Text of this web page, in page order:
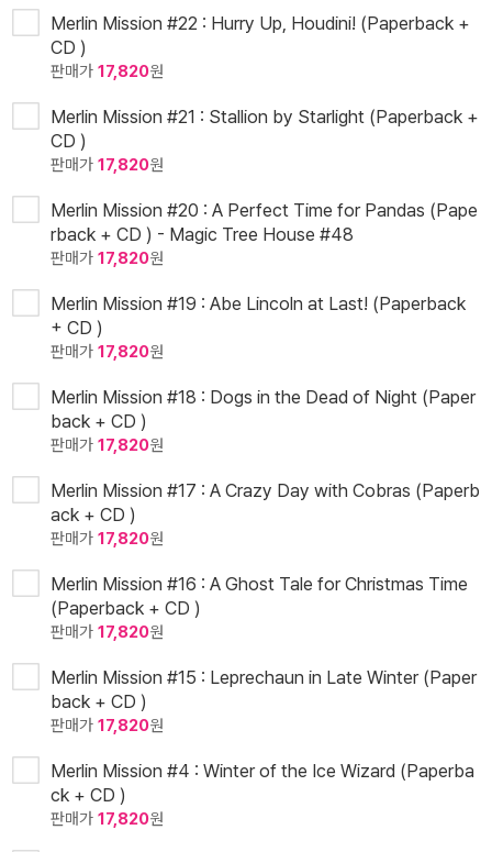
Merlin Mission #22 : Hurry Up, Houdini! (Paperback +
CD )
판매가 17,820원
Merlin Mission #21 : Stallion by Starlight (Paperback +
CD )
판매가 17,820원
Merlin Mission #20 : A Perfect Time for Pandas (Pape
rback + CD ) - Magic Tree House #48
판매가 17,820원
Merlin Mission #19 : Abe Lincoln at Last! (Paperback
+ CD )
판매가 17,820원
Merlin Mission #18 : Dogs in the Dead of Night (Paper
back + CD )
판매가 17,820원
Merlin Mission #17 : A Crazy Day with Cobras (Paperb
ack + CD )
판매가 17,820원
Merlin Mission #16 : A Ghost Tale for Christmas Time
(Paperback + CD )
판매가 17,820원
Merlin Mission #15 : Leprechaun in Late Winter (Paper
back + CD )
판매가 17,820원
Merlin Mission #4 : Winter of the Ice Wizard (Paperba
ck + CD )
판매가 17,820원